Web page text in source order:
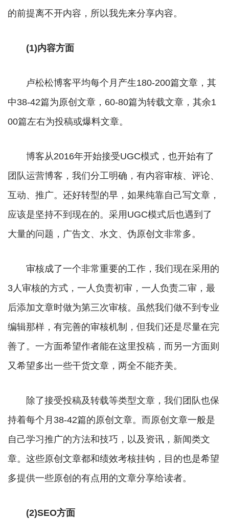
的前提离不开内容，所以我先来分享内容。
(1)内容方面
卢松松博客平均每个月产生180-200篇文章，其
中38-42篇为原创文章，60-80篇为转载文章，其余1
00篇左右为投稿或爆料文章。
博客从2016年开始接受UGC模式，也开始有了
团队运营博客，我们分工明确，有内容审核、评论、
互动、推广。还好转型的早，如果纯靠自己写文章，
应该是坚持不到现在的。采用UGC模式后也遇到了
大量的问题，广告文、水文、伪原创文非常多。
审核成了一个非常重要的工作，我们现在采用的
3人审核的方式，一人负责初审，一人负责二审，最
后添加文章时做为第三次审核。虽然我们做不到专业
编辑那样，有完善的审核机制，但我们还是尽量在完
善了。一方面希望作者能在这里投稿，而另一方面则
又希望多出一些干货文章，两全不能齐美。
除了接受投稿及转载等类型文章，我们团队也保
持着每个月38-42篇的原创文章。而原创文章一般是
自己学习推广的方法和技巧，以及资讯，新闻类文
章。这些原创文章都和绩效考核挂钩，目的也是希望
多提供一些原创的有点用的文章分享给读者。
(2)SEO方面